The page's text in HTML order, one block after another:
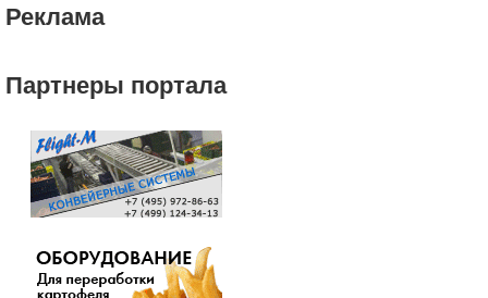
Реклама
Партнеры портала